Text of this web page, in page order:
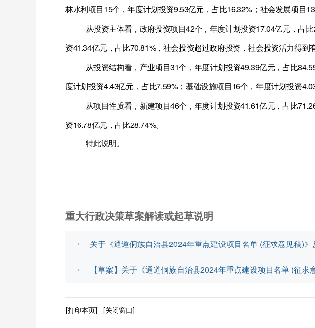
林水利项目15个，年度计划投资9.53亿元，占比16.32% ；社会发展项目13
从投资主体看，政府投资项目42个，年度计划投资17.04亿元 ，占比
资41.34亿元，占比70.81%，社会投资超过政府投资，社会投资活力得到
从投资结构看，产业项目31个，年度计划投资49.39亿元，占比
度计划投资4.43亿元，占比7.59%；基础设施项目16个，年度计划投资
从项目性质看，新建项目46个，年度计划投资41.61亿元，占比
资16.78亿元，占比28.74%。
特此说明。
重大行政决策草案解读或起草说明
关于《通道侗族自治县2024年重点建设项目名单 (征求意见稿)》
【草案】关于《通道侗族自治县2024年重点建设项目名单 (征
[打印本页] [关闭窗口]